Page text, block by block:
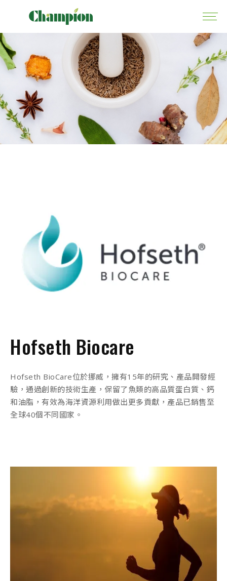
Hofseth Biocare
Hofseth BioCare位於挪威，擁有15年的研究、產品開發經
驗，通過創新的技術生產，保留了魚類的高品質蛋白質、鈣
和油脂，有效為海洋資源利用做出更多貢獻，產品已銷售至
全球40個不同國家。